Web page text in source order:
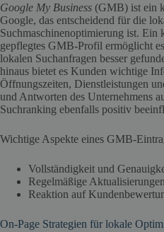
Google My Business (GMB) ist ein
Google, das entscheidend für die
Suchmaschinenoptimierung ist. Ein
gepflegtes GMB-Profil ermöglicht
lokalen Suchanfragen besser
hinaus bietet es Kunden wichtige
Öffnungszeiten, Dienstleistungen
und Antworten des Unternehmens
Suchranking ebenfalls positiv
Wichtige Aspekte eines GMB-
Vollständigkeit und
Regelmäßige Aktualisierungen
Reaktion auf
On-Page Strategien für lokale